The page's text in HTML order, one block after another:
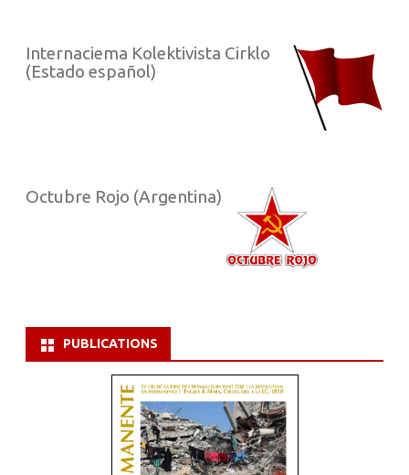
Internaciema Kolektivista Cirklo
(Estado español)
Octubre Rojo (Argentina)
PUBLICATIONS